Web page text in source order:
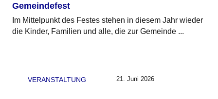
Gemeindefest
Im Mittelpunkt des Festes stehen in diesem Jahr wieder
die Kinder, Familien und alle, die zur Gemeinde ...
VERANSTALTUNG 21. Juni 2026